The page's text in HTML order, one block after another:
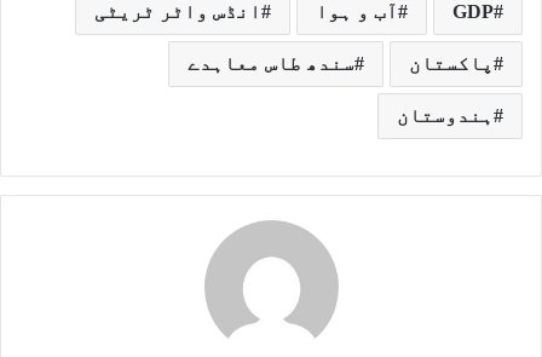
GDP آب و ہوا انڈس واٹر ٹریٹی
پاکستان سندھ طاس معاہدے
ہندوستان